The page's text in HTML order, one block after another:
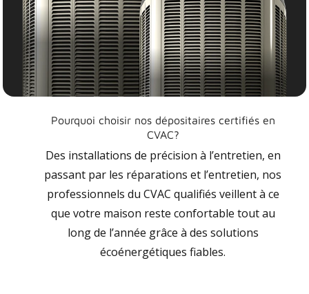
Pourquoi choisir nos dépositaires certifiés en
CVAC?
Des installations de précision à l’entretien, en
passant par les réparations et l’entretien, nos
professionnels du CVAC qualifiés veillent à ce
que votre maison reste confortable tout au
long de l’année grâce à des solutions
écoénergétiques fiables.